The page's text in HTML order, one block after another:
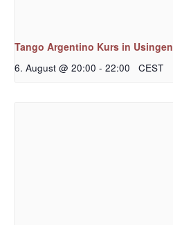
Tango Argentino Kurs in Usingen
6. August @ 20:00 - 22:00 CEST